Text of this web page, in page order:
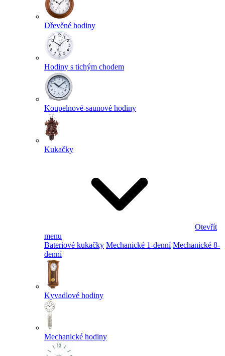
Dřevěné hodiny
Hodiny s tichým chodem
Koupelnové-saunové hodiny
Kukačky
Otevřít
menu
Bateriové kukačky Mechanické 1-denní Mechanické 8-
denní
Kyvadlové hodiny
Mechanické hodiny